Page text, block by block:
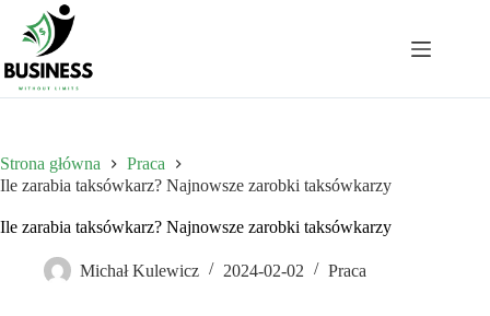
Przejdź
treści
Strona główna
Praca
Ile zarabia taksówkarz? Najnowsze zarobki taksówkarzy
Ile zarabia taksówkarz? Najnowsze zarobki taksówkarzy
Michał Kulewicz 2024-02-02 Praca